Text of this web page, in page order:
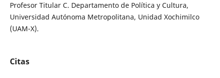
Profesor Titular C. Departamento de Política y Cultura,
Universidad Autónoma Metropolitana, Unidad Xochimilco
(UAM-X).
Citas